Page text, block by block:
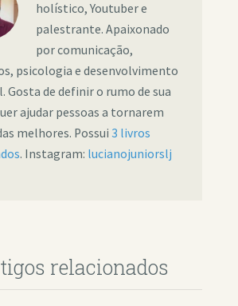
holístico, Youtuber e
palestrante. Apaixonado
por comunicação,
psicologia e desenvolvimento
Gosta de definir o rumo de sua
ajudar pessoas a tornarem
melhores. Possui 3 livros
. Instagram: lucianojuniorslj
relacionados